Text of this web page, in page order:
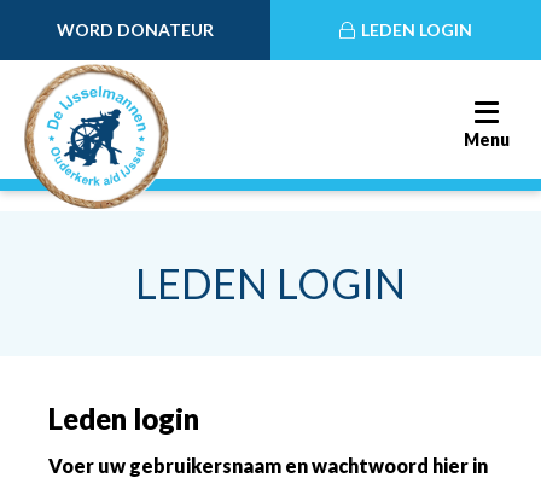
WORD DONATEUR LEDEN LOGIN
Menu
LEDEN LOGIN
Leden login
Voer uw gebruikersnaam en wachtwoord hier in